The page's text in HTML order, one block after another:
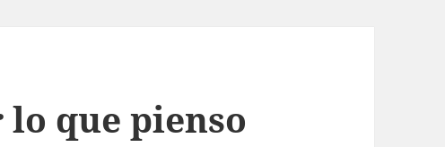
que pienso